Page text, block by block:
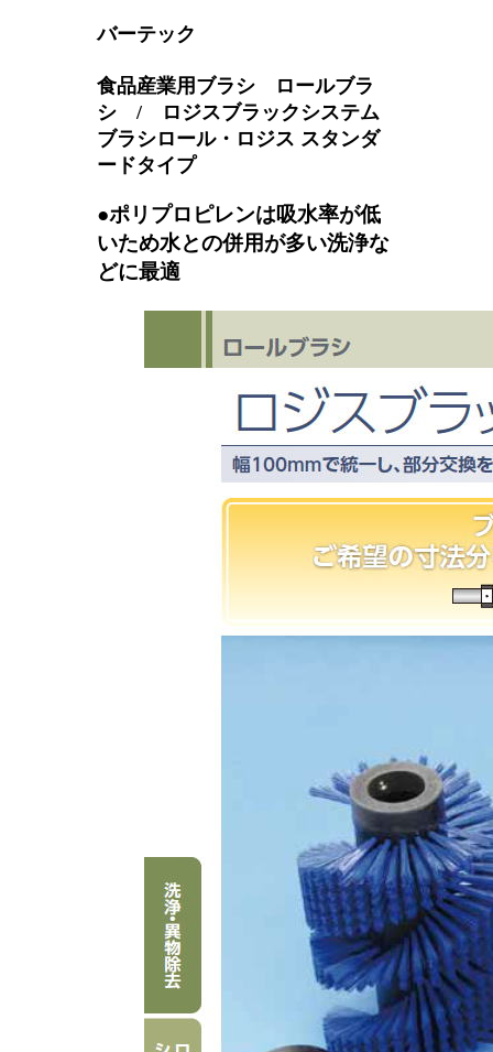
バーテック
食品産業用ブラシ ロールブラ
シ / ロジスブラックシステム
ブラシロール・ロジス スタンダ
ードタイプ
●ポリプロピレンは吸水率が低
いため水との併用が多い洗浄な
どに最適